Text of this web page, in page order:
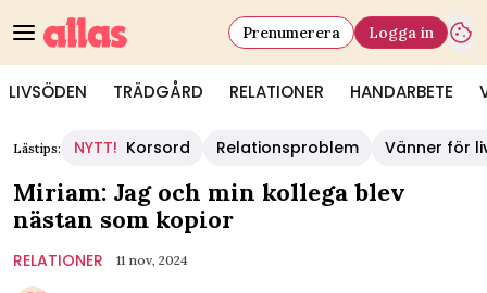
LIVSÖDEN TRÄDGÅRD RELATIONER HANDARBETE
Prenumerera Logga in
Lästips: NYTT! Korsord Relationsproblem Vänner för
Miriam: Jag och min kollega blev
nästan som kopior
RELATIONER 11 nov, 2024